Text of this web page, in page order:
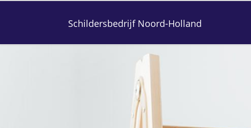
Schildersbedrijf Noord-Holland